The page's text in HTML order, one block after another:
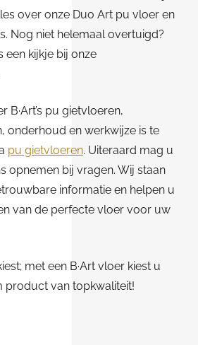
over onze Duo Art pu vloer en
Nog niet helemaal overtuigd?
een kijkje bij onze
B·Art’s pu gietvloeren,
onderhoud en werkwijze is te
pu gietvloeren. Uiteraard mag u
opnemen bij vragen. Wij staan
informatie en helpen u
van de perfecte vloer voor uw
met een B·Art vloer kiest u
product van topkwaliteit!